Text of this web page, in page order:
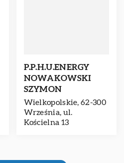
P.P.H.U.ENERGY
NOWAKOWSKI
SZYMON
Wielkopolskie, 62-300
Września, ul.
Kościelna 13